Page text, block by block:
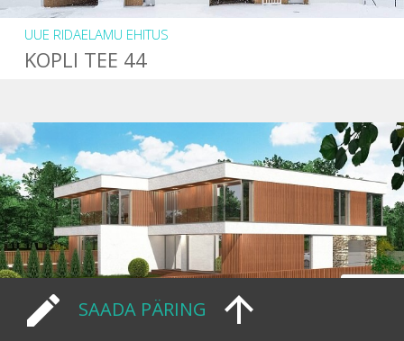
UUE RIDAELAMU EHITUS
KOPLI TEE 44
UUE ELAMU EHITUS
SAADA PÄRING